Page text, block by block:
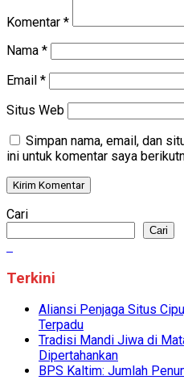
Komentar *
Nama *
Email *
Situs Web
Simpan nama, email, dan
ini untuk komentar saya
Cari
Cari
Terkini
Aliansi Penjaga Situs
Terpadu
Tradisi Mandi Jiwa di
Dipertahankan
BPS Kaltim: Jumlah